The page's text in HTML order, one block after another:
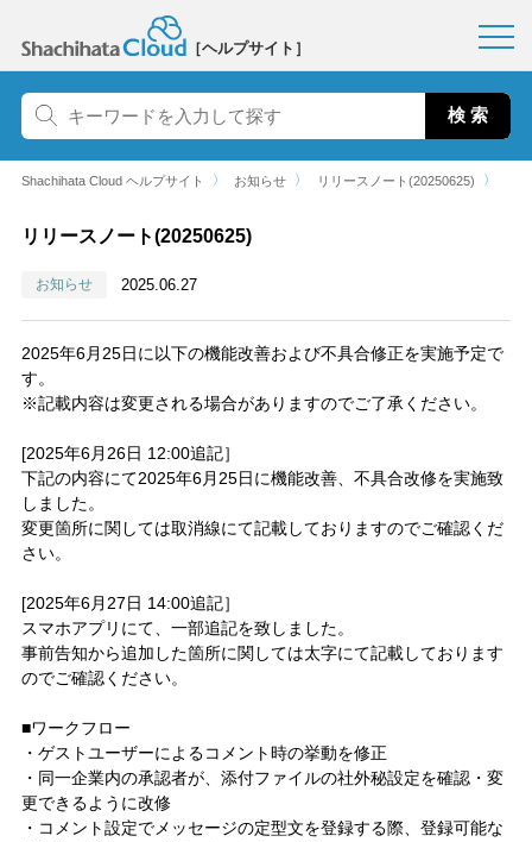
［ヘルプサイト］
Shachihata Cloud ヘルプサイト 〉 お知らせ 〉 リリースノート(20250625) 〉
リリースノート(20250625)
お知らせ 2025.06.27
2025年6月25日に以下の機能改善および不具合修正を実施予定で
す。
※記載内容は変更される場合がありますのでご了承ください。
[2025年6月26日 12:00追記］
下記の内容にて2025年6月25日に機能改善、不具合改修を実施致
しました。
変更箇所に関しては取消線にて記載しておりますのでご確認くだ
さい。
[2025年6月27日 14:00追記］
スマホアプリにて、一部追記を致しました。
事前告知から追加した箇所に関しては太字にて記載しております
のでご確認ください。
■ワークフロー
・ゲストユーザーによるコメント時の挙動を修正
・同一企業内の承認者が、添付ファイルの社外秘設定を確認・変
更できるように改修
・コメント設定でメッセージの定型文を登録する際、登録可能な